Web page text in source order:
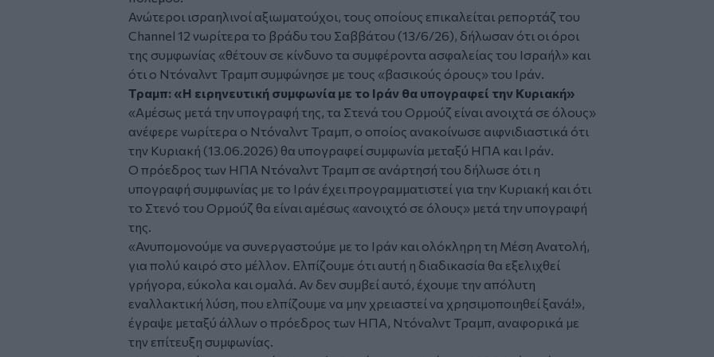
Ανώτεροι ισραηλινοί αξιωματούχοι, τους οποίους επικαλείται ρεπορτάζ του
Channel 12 νωρίτερα το βράδυ του Σαββάτου (13/6/26), δήλωσαν ότι οι όροι
της συμφωνίας «θέτουν σε κίνδυνο τα συμφέροντα ασφαλείας του Ισραήλ» και
ότι ο Ντόναλντ Τραμπ συμφώνησε με τους «βασικούς όρους» του Ιράν.
Τραμπ: «Η ειρηνευτική συμφωνία με το Ιράν θα υπογραφεί την Κυριακή»
«Αμέσως μετά την υπογραφή της, τα Στενά του Ορμούζ είναι ανοιχτά σε όλους»
ανέφερε νωρίτερα ο Ντόναλντ Τραμπ, ο οποίος ανακοίνωσε αιφνιδιαστικά ότι
την Κυριακή (13.06.2026) θα υπογραφεί συμφωνία μεταξύ ΗΠΑ και Ιράν.
Ο πρόεδρος των ΗΠΑ Ντόναλντ Τραμπ σε ανάρτησή του δήλωσε ότι η
υπογραφή συμφωνίας με το Ιράν έχει προγραμματιστεί για την Κυριακή και ότι
το Στενό του Ορμούζ θα είναι αμέσως «ανοιχτό σε όλους» μετά την υπογραφή
της.
«Ανυπομονούμε να συνεργαστούμε με το Ιράν και ολόκληρη τη Μέση Ανατολή,
για πολύ καιρό στο μέλλον. Ελπίζουμε ότι αυτή η διαδικασία θα εξελιχθεί
γρήγορα, εύκολα και ομαλά. Αν δεν συμβεί αυτό, έχουμε την απόλυτη
εναλλακτική λύση, που ελπίζουμε να μην χρειαστεί να χρησιμοποιηθεί ξανά!»,
έγραψε μεταξύ άλλων ο πρόεδρος των ΗΠΑ, Ντόναλντ Τραμπ, αναφορικά με
την επίτευξη συμφωνίας.